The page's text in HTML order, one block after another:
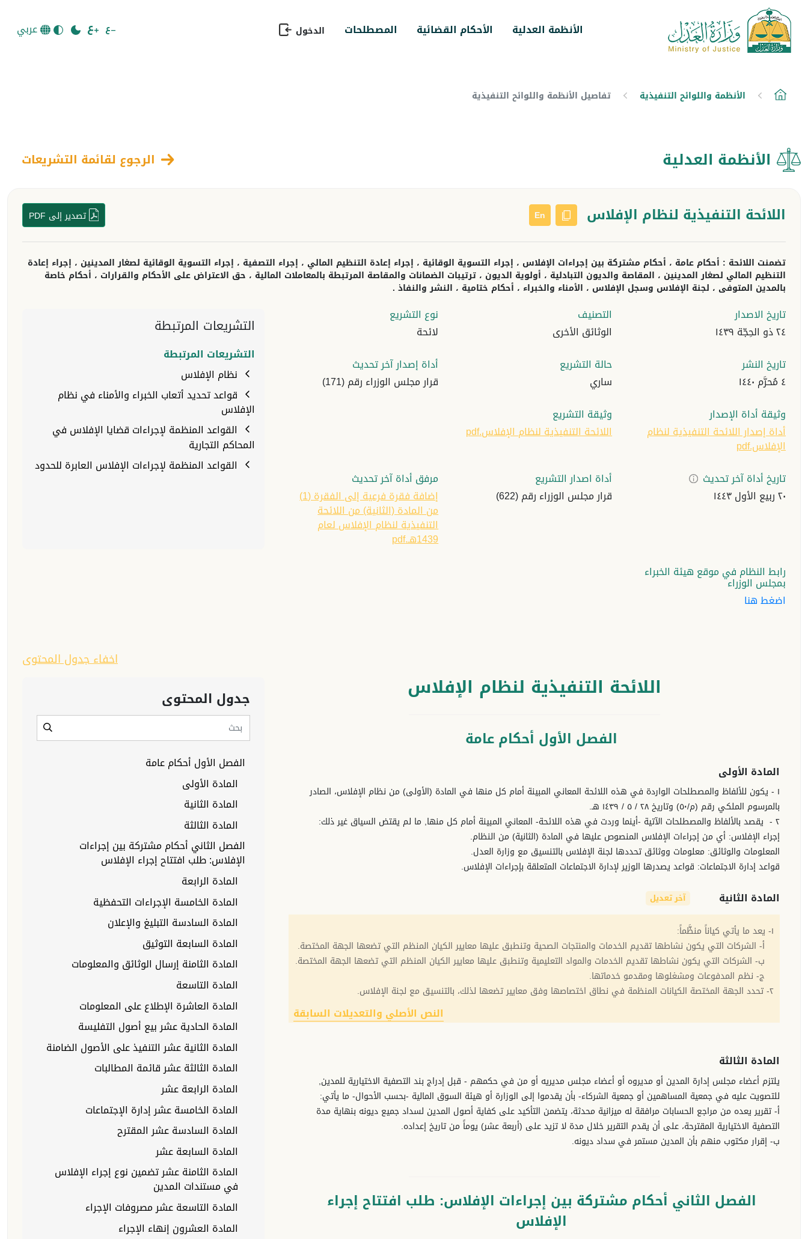
الأنظمة العدلية الأحكام القضائية المصطلحات الدخول عربي
الأنظمة واللوائح التنفيذية تفاصيل الأنظمة واللوائح التنفيذية
الأنظمة العدلية الرجوع لقائمة التشريعات
اللائحة التنفيذية لنظام الإفلاس En تصدير إلى PDF
تضمنت اللائحة : أحكام عامة ، أحكام مشتركة بين إجراءات الإفلاس ، إجراء التسوية الوقائية ، إجراء إعادة التنظيم المالي ، إجراء التصفية ، إجراء التسوية الوقائية لصغار المدينين ، إجراء إعادة
التنظيم المالي لصغار المدينين ، المقاصة والديون التبادلية ، أولوية الديون ، ترتيبات الضمانات والمقاصة المرتبطة بالمعاملات المالية ، حق الاعتراض على الأحكام والقرارات ، أحكام خاصة
بالمدين المتوفى ، لجنة الإفلاس وسجل الإفلاس ، الأمناء والخبراء ، أحكام ختامية ، النشر والنفاذ .
تاريخ الاصدار
٢٤ ذو الحِجّة ١٤٣٩
التصنيف
الوثائق الأخرى
نوع التشريع
لائحة
تاريخ النشر
٤ مُحرَّم ١٤٤٠
حالة التشريع
ساري
أداة إصدار آخر تحديث
قرار مجلس الوزراء رقم (171)
وثيقة أداة الإصدار
أداة إصدار اللائحة التنفيذية لنظام
الإفلاس.pdf
وثيقة التشريع
اللائحة التنفيذية لنظام الإفلاس.pdf
تاريخ أداة آخر تحديث
٢٠ ربيع الأول ١٤٤٣
أداة اصدار التشريع
قرار مجلس الوزراء رقم (622)
مرفق أداة آخر تحديث
إضافة فقرة فرعية إلى الفقرة (1)
من المادة (الثانية) من اللائحة
التنفيذية لنظام الإفلاس لعام
1439هـ.pdf
رابط النظام في موقع هيئة الخبراء
بمجلس الوزراء
اضغط هنا
التشريعات المرتبطة
التشريعات المرتبطة
نظام الإفلاس
قواعد تحديد أتعاب الخبراء والأمناء في نظام
الإفلاس
القواعد المنظمة لإجراءات قضايا الإفلاس في
المحاكم التجارية
القواعد المنظمة لإجراءات الإفلاس العابرة للحدود
اخفاء جدول المحتوى
اللائحة التنفيذية لنظام الإفلاس
الفصل الأول أحكام عامة
المادة الأولى
١ - يكون للألفاظ والمصطلحات الواردة في هذه اللائحة المعاني المبينة أمام كل منها في المادة (الأولى) من نظام الإفلاس، الصادر
بالمرسوم الملكي رقم (م/٥٠) وتاريخ ٢٨ / ٥ / ١٤٣٩ هـ.
٢ - يقصد بالألفاظ والمصطلحات الآتية -أينما وردت في هذه اللائحة- المعاني المبينة أمام كل منها, ما لم يقتض السياق غير ذلك:
إجراء الإفلاس: أي من إجراءات الإفلاس المنصوص عليها في المادة (الثانية) من النظام.
المعلومات والوثائق: معلومات ووثائق تحددها لجنة الإفلاس بالتنسيق مع وزارة العدل.
قواعد إدارة الاجتماعات: قواعد يصدرها الوزير لإدارة الاجتماعات المتعلقة بإجراءات الإفلاس.
المادة الثانية آخر تعديل
١- يعد ما يأتي كياناً منظَّماً:
أ- الشركات التي يكون نشاطها تقديم الخدمات والمنتجات الصحية وتنطبق عليها معايير الكيان المنظم التي تضعها الجهة المختصة.
ب- الشركات التي يكون نشاطها تقديم الخدمات والمواد التعليمية وتنطبق عليها معايير الكيان المنظم التي تضعها الجهة المختصة.
ج- نظم المدفوعات ومشغلوها ومقدمو خدماتها.
٢- تحدد الجهة المختصة الكيانات المنظمة في نطاق اختصاصها وفق معايير تضعها لذلك، بالتنسيق مع لجنة الإفلاس.
النص الأصلي والتعديلات السابقة
المادة الثالثة
يلتزم أعضاء مجلس إدارة المدين أو مديروه أو أعضاء مجلس مديريه أو من في حكمهم - قبل إدراج بند التصفية الاختيارية للمدين,
للتصويت عليه في جمعية المساهمين أو جمعية الشركاء- بأن يقدموا إلى الوزارة أو هيئة السوق المالية -بحسب الأحوال- ما يأتي:
أ- تقرير يعده من مراجع الحسابات مرافقة له ميزانية محدثة، يتضمن التأكيد على كفاية أصول المدين لسداد جميع ديونه بنهاية مدة
التصفية الاختيارية المقترحة، على أن يقدم التقرير خلال مدة لا تزيد على (أربعة عشر) يوماً من تاريخ إعداده.
ب- إقرار مكتوب منهم بأن المدين مستمر في سداد ديونه.
الفصل الثاني أحكام مشتركة بين إجراءات الإفلاس: طلب افتتاح إجراء
الإفلاس
جدول المحتوى
الفصل الأول أحكام عامة
المادة الأولى
المادة الثانية
المادة الثالثة
الفصل الثاني أحكام مشتركة بين إجراءات
الإفلاس: طلب افتتاح إجراء الإفلاس
المادة الرابعة
المادة الخامسة الإجراءات التحفظية
المادة السادسة التبليغ والإعلان
المادة السابعة التوثيق
المادة الثامنة إرسال الوثائق والمعلومات
المادة التاسعة
المادة العاشرة الإطلاع على المعلومات
المادة الحادية عشر بيع أصول التفليسة
المادة الثانية عشر التنفيذ على الأصول الضامنة
المادة الثالثة عشر قائمة المطالبات
المادة الرابعة عشر
المادة الخامسة عشر إدارة الإجتماعات
المادة السادسة عشر المقترح
المادة السابعة عشر
المادة الثامنة عشر تضمين نوع إجراء الإفلاس
في مستندات المدين
المادة التاسعة عشر مصروفات الإجراء
المادة العشرون إنهاء الإجراء